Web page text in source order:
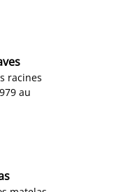
racines
au